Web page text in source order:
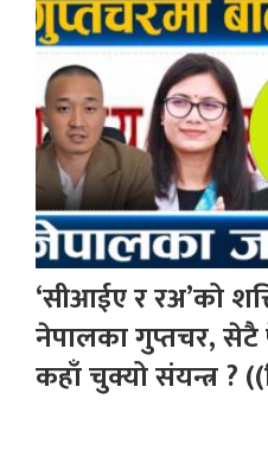
‘सीआईए र रअ’को
नेपालका गुप्तचर, सेटै
कहाँ चुक्यो संयन्त्र ?